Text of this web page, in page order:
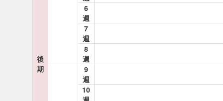
後
期
6
週
7
週
8
週
9
週
10